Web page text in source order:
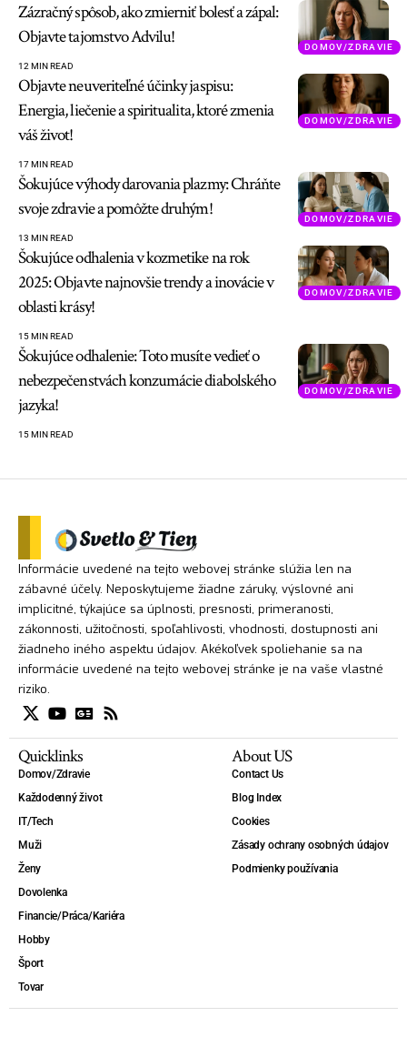
DOMOV/ZDRAVIE
Zázračný spôsob, ako zmierniť bolesť a zápal:
Objavte tajomstvo Advilu!
12 MIN READ
DOMOV/ZDRAVIE
Objavte neuveriteľné účinky jaspisu:
Energia, liečenie a spiritualita, ktoré zmenia
váš život!
17 MIN READ
DOMOV/ZDRAVIE
Šokujúce výhody darovania plazmy: Chráňte
svoje zdravie a pomôžte druhým!
13 MIN READ
DOMOV/ZDRAVIE
Šokujúce odhalenia v kozmetike na rok
2025: Objavte najnovšie trendy a inovácie v
oblasti krásy!
15 MIN READ
DOMOV/ZDRAVIE
Šokujúce odhalenie: Toto musíte vedieť o
nebezpečenstvách konzumácie diabolského
jazyka!
15 MIN READ
Informácie uvedené na tejto webovej stránke slúžia len na
zábavné účely. Neposkytujeme žiadne záruky, výslovné ani
implicitné, týkajúce sa úplnosti, presnosti, primeranosti,
zákonnosti, užitočnosti, spoľahlivosti, vhodnosti, dostupnosti ani
žiadneho iného aspektu údajov. Akékoľvek spoliehanie sa na
informácie uvedené na tejto webovej stránke je na vaše vlastné
riziko.
Quicklinks
Domov/Zdravie
Každodenný život
IT/Tech
Muži
Ženy
Dovolenka
Financie/Práca/Kariéra
Hobby
Šport
Tovar
About US
Contact Us
Blog Index
Cookies
Zásady ochrany osobných údajov
Podmienky používania